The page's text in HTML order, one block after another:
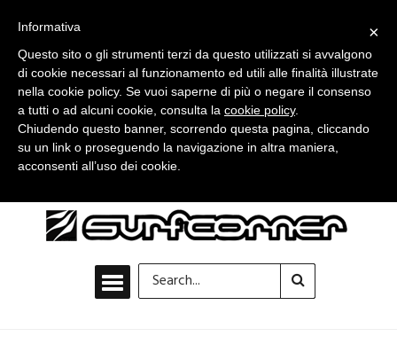
×
Informativa
Questo sito o gli strumenti terzi da questo utilizzati si avvalgono
di cookie necessari al funzionamento ed utili alle finalità illustrate
nella cookie policy. Se vuoi saperne di più o negare il consenso
a tutti o ad alcuni cookie, consulta la cookie policy.
Chiudendo questo banner, scorrendo questa pagina, cliccando
su un link o proseguendo la navigazione in altra maniera,
acconsenti all’uso dei cookie.